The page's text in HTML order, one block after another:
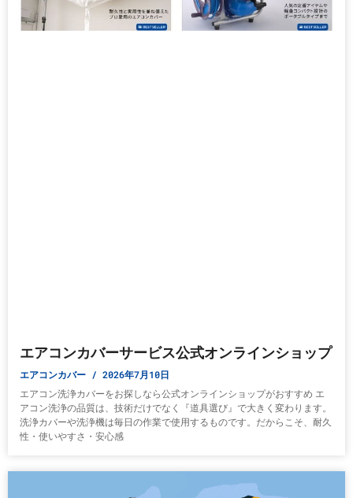
エアコンカバーサービス公式オンラインショップ
エアコンカバー 2026年7月10日
エアコン洗浄カバーをお探しなら公式オンラインショップがおすすめ エ
アコン洗浄の品質は、技術だけでなく『道具選び』で大きく変わります。
洗浄カバーや洗浄機は毎日の作業で使用するものです。だからこそ、耐久
性・使いやすさ・安心感